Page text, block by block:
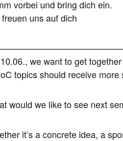
vorbei und bring dich ein.
uns auf dich
we want to get
topics should receive more
would we like to see next
it’s a concrete idea, a